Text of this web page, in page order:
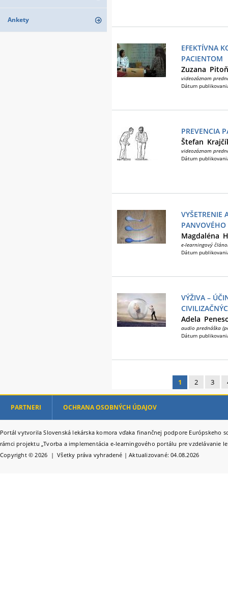
Ankety
EFEKTÍVNA
PACIENTOM
Zuzana
videozáznam
Dátum
PREVENCIA
Štefan
videozáznam
Dátum
VYŠETRENIE
Magdaléna
e-learningový
Dátum
VÝŽIVA –
Adela
audio prednáška
Dátum
Stránky
1 2 3
PARTNERI OCHRANA OSOBNÝCH ÚDAJOV
Portál vytvorila Slovenská lekárska komora vďaka finančnej podpore Európskeho
rámci projektu „Tvorba a implementácia e-learningového portálu pre vzdelávanie
Copyright © 2026 | Všetky práva vyhradené | Aktualizované: 04.08.2026